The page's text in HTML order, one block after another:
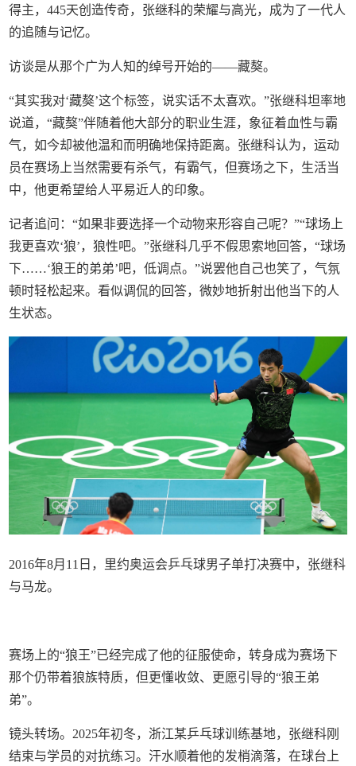
得主，445天创造传奇，张继科的荣耀与高光，成为了一代人
的追随与记忆。
访谈是从那个广为人知的绰号开始的——藏獒。
“其实我对‘藏獒’这个标签，说实话不太喜欢。”张继科坦率地
说道，“藏獒”伴随着他大部分的职业生涯，象征着血性与霸
气，如今却被他温和而明确地保持距离。张继科认为，运动
员在赛场上当然需要有杀气，有霸气，但赛场之下，生活当
中，他更希望给人平易近人的印象。
记者追问：“如果非要选择一个动物来形容自己呢？”“球场上
我更喜欢‘狼’，狼性吧。”张继科几乎不假思索地回答，“球场
下……‘狼王的弟弟’吧，低调点。”说罢他自己也笑了，气氛
顿时轻松起来。看似调侃的回答，微妙地折射出他当下的人
生状态。
2016年8月11日，里约奥运会乒乓球男子单打决赛中，张继科
与马龙。
赛场上的“狼王”已经完成了他的征服使命，转身成为赛场下
那个仍带着狼族特质，但更懂收敛、更愿引导的“狼王弟
弟”。
镜头转场。2025年初冬，浙江某乒乓球训练基地，张继科刚
结束与学员的对抗练习。汗水顺着他的发梢滴落，在球台上